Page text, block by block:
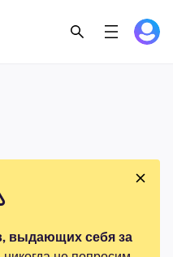
выдающих себя за